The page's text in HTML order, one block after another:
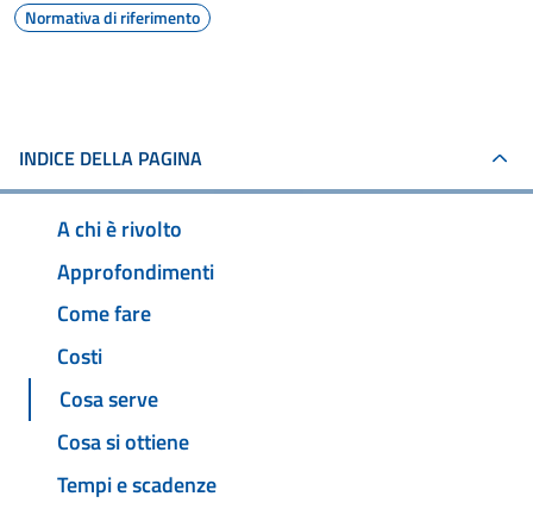
Normativa di riferimento
INDICE DELLA PAGINA
A chi è rivolto
Approfondimenti
Come fare
Costi
Cosa serve
Cosa si ottiene
Tempi e scadenze